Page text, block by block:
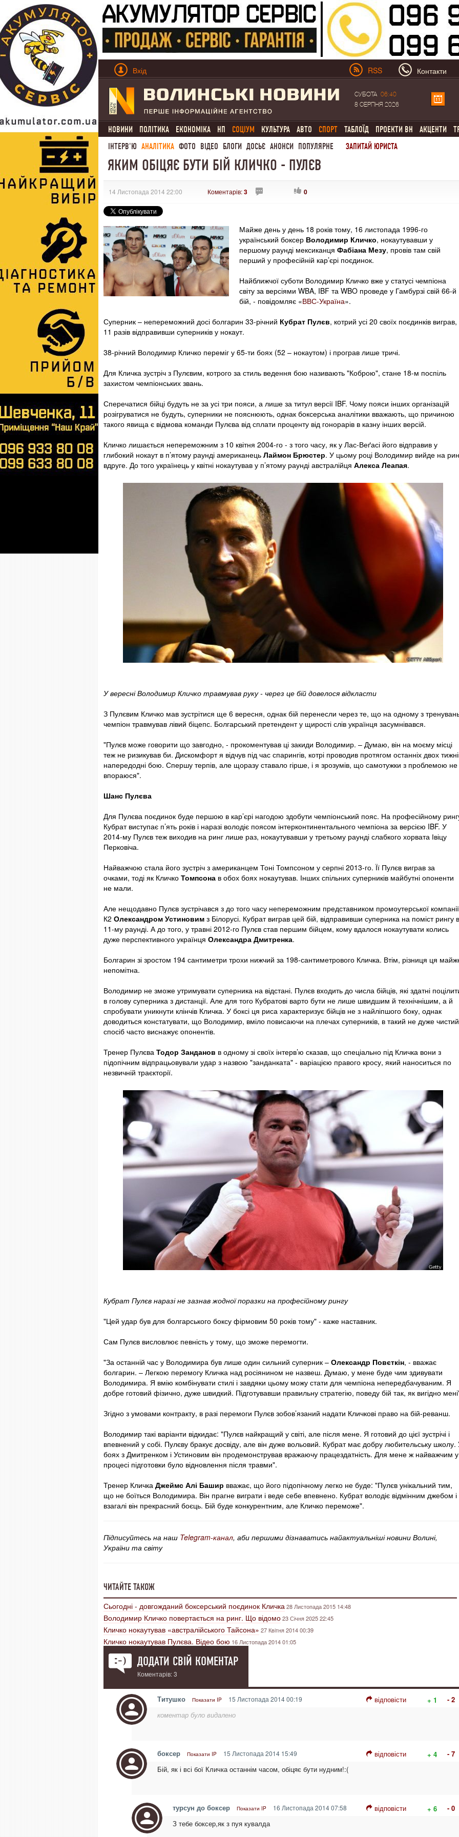
Вхід RSS Контакти
СУБОТА
06:40
8 СЕРПНЯ 2026
НОВИНИ ПОЛІТИКА ЕКОНОМІКА НП СОЦІУМ КУЛЬТУРА АВТО СПОРТ ТАБЛОЇД ПРОЕКТИ ВН АКЦЕНТИ
ІНТЕРВ'Ю АНАЛІТИКА ФОТО ВІДЕО БЛОГИ ДОСЬЄ АНОНСИ ПОПУЛЯРНЕ ЗАПИТАЙ ЮРИСТА
ЯКИМ ОБІЦЯЄ БУТИ БІЙ КЛИЧКО - ПУЛЄВ
14 Листопада 2014 22:00 Коментарів:3 0
Майже день у день 18 років тому, 16 листопада 1996-го
український боксер Володимир Кличко, нокаутувавши у
першому раунді мексиканця Фабіана Мезу, провів там свій
перший у професійній кар’єрі поєдинок.
Найближчої суботи Володимир Кличко вже у статусі чемпіона
світу за версіями WBA, IBF та WBO проведе у Гамбурзі свій 66-й
бій, - повідомляє «ВВС-Україна».
Суперник – непереможний досі болгарин 33-річний Кубрат Пулєв, котрий усі 20 своїх поєдинків виграв,
11 разів відправивши суперників у нокаут.
38-річний Володимир Кличко переміг у 65-ти боях (52 – нокаутом) і програв лише тричі.
Для Кличка зустріч з Пулєвим, котрого за стиль ведення бою називають "Коброю", стане 18-м поспіль
захистом чемпіонських звань.
Сперечатися бійці будуть не за усі три пояси, а лише за титул версії IBF. Чому пояси інших організацій
розігруватися не будуть, суперники не пояснюють, однак боксерська аналітики вважають, що причиною
такого явища є відмова команди Пулєва від сплати проценту від гонорарів в казну інших версій.
Кличко лишається непереможним з 10 квітня 2004-го - з того часу, як у Лас-Веґасі його відправив у
глибокий нокаут в п’ятому раунді американець Лаймон Брюстер. У цьому році Володимир вийде на
вдруге. До того українець у квітні нокаутував у п’ятому раунді австралійця Алекса Леапая.
У вересні Володимир Кличко травмував руку - через це бій довелося відкласти
З Пулєвим Кличко мав зустрітися ще 6 вересня, однак бій перенесли через те, що на одному з
чемпіон травмував лівий біцепс. Болгарський претендент у щирості слів українця засумнівався.
"Пулєв може говорити що завгодно, - прокоментував ці закиди Володимир. – Думаю, він на моєму місці
теж не ризикував би. Дискомфорт я відчув під час спарингів, котрі проводив протягом останніх двох
напередодні бою. Спершу терпів, але щоразу ставало гірше, і я зрозумів, що самотужки з проблемою не
впораюся".
Шанс Пулєва
Для Пулєва поєдинок буде першою в кар’єрі нагодою здобути чемпіонський пояс. На професійному
Кубрат виступає п’ять років і наразі володіє поясом інтерконтинентального чемпіона за версією IBF. У
2014-му Пулєв теж виходив на ринг лише раз, нокаутувавши у третьому раунді слабкого хорвата Івіцу
Перковіча.
Найважчою стала його зустріч з американцем Тоні Томпсоном у серпні 2013-го. Її Пулєв виграв за
очками, тоді як Кличко Томпсона в обох боях нокаутував. Інших спільних суперників майбутні опоненти
не мали.
Але нещодавно Пулєв зустрічався з до того часу непереможним представником промоутерської компанії
К2 Олександром Устиновим з Білорусі. Кубрат виграв цей бій, відправивши суперника на поміст рингу в
11-му раунді. А до того, у травні 2012-го Пулєв став першим бійцем, кому вдалося нокаутувати колись
дуже перспективного українця Олександра Дмитренка.
Болгарин зі зростом 194 сантиметри трохи нижчий за 198-сантиметрового Кличка. Втім, різниця ця
непомітна.
Володимир не зможе утримувати суперника на відстані. Пулєв входить до числа бійців, які здатні
в голову суперника з дистанції. Але для того Кубратові варто бути не лише швидшим й технічнішим, а й
спробувати уникнути клінчів Кличка. У боксі ця риса характеризує бійців не з найліпшого боку, однак
доводиться констатувати, що Володимир, вміло повисаючи на плечах суперників, в такий не дуже чистий
спосіб часто виснажує опонентів.
Тренер Пулєва Тодор Занданов в одному зі своїх інтерв’ю сказав, що спеціально під Кличка вони з
підопічним відпрацьовували удар з назвою "занданката" - варіацією правого кросу, який наноситься по
незвичній траєкторії.
Кубрат Пулєв наразі не зазнав жодної поразки на професійному рингу
"Цей удар був для болгарського боксу фірмовим 50 років тому" - каже наставник.
Сам Пулєв висловлює певність у тому, що зможе перемогти.
"За останній час у Володимира був лише один сильний суперник – Олександр Повєткін, - вважає
болгарин. – Легкою перемогу Кличка над росіянином не назвеш. Думаю, у мене буде чим здивувати
Володимира. Я вмію комбінувати стилі і завдяки цьому можу стати для чемпіона непередбачуваним. Я
добре готовий фізично, дуже швидкий. Підготувавши правильну стратегію, поведу бій так, як вигідно
Згідно з умовами контракту, в разі перемоги Пулєв зобов’язаний надати Кличкові право на бій-реванш.
Володимир такі варіанти відкидає: "Пулєв найкращий у світі, але після мене. Я готовий до цієї зустрічі і
впевнений у собі. Пулєву бракує досвіду, але він дуже вольовий. Кубрат має добру любительську школу.
боях з Дмитренком і Устиновим він продемонстрував вражаючу працездатність. Для мене ж найважчим у
процесі підготовки було відновлення після травми".
Тренер Кличка Джеймс Алі Башир вважає, що його підопічному легко не буде: "Пулєв унікальний тим,
що не боїться Володимира. Він прагне виграти і веде себе впевнено. Кубрат володіє відмінним джебом і
взагалі він прекрасний боєць. Бій буде конкурентним, але Кличко переможе".
Підписуйтесь на наш Telegram-канал, аби першими дізнаватись найактуальніші новини Волині,
України та світу
ЧИТАЙТЕ ТАКОЖ
Сьогодні - довгожданий боксерський поєдинок Кличка28 Листопада 2015 14:48
Володимир Кличко повертається на ринг. Що відомо23 Січня 2025 22:45
Кличко нокаутував «австралійського Тайсона» 27 Квітня 2014 00:39
Кличко нокаутував Пулєва. Відео бою 16 Листопада 2014 01:05
ДОДАТИ СВІЙ КОМЕНТАР
Коментарів: 3
Титушко Показати IP 15 Листопада 2014 00:19 відповісти + 1
- 2
коментар було видалено
боксер Показати IP 15 Листопада 2014 15:49 відповісти + 4
- 7
Бій, як і всі бої Кличка останнім часом, обіцяє бути нудним!:(
турсун до боксер Показати IP 16 Листопада 2014 07:58 відповісти + 6
- 0
З тебе боксер,як з пуя кувалда